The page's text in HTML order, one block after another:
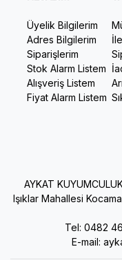
Üyelik Bilgilerim
Adres Bilgilerim
Siparişlerim
Stok Alarm Listem
Alışveriş Listem
Fiyat Alarm Listem
AYKAT
Işıklar Mahallesi
Tel: 0482
E-mail: